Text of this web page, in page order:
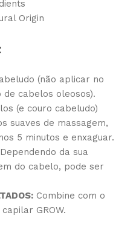
Origin
(não aplicar no
de cabelos oleosos).
(e couro cabeludo)
suaves de massagem,
5 minutos e enxaguar.
Dependendo da sua
do cabelo, pode ser
Combine com o
GROW.